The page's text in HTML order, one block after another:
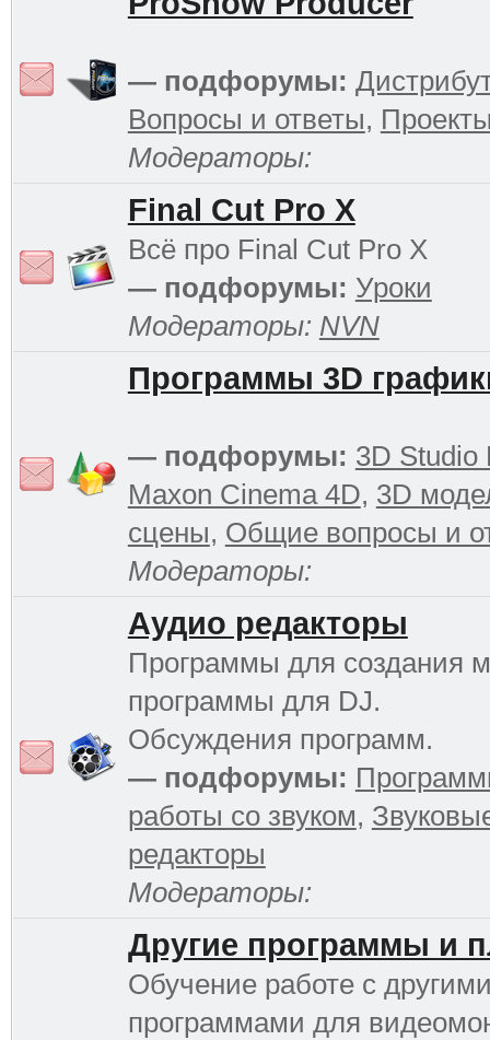
— подфорумы:
Вопросы и ответы,
Модераторы:
Final Cut Pro X
Всё про Final Cut Pro X
— подфорумы: Уроки
Модераторы: NVN
Программы 3D
— подфорумы: 3D Studio
Maxon Cinema 4D, 3D
сцены, Общие вопросы и
Модераторы:
Аудио редакторы
Программы для создания
программы для DJ.
Обсуждения программ.
— подфорумы:
работы со звуком,
редакторы
Модераторы:
Другие программы и
Обучение работе с
программами для